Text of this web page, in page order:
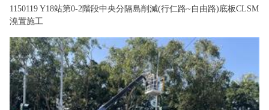
1150119 Y18站第0-2階段中央分隔島削減(行仁路~自由路)底板CLSM
澆置施工